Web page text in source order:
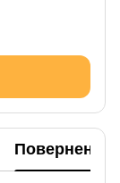
Повернення